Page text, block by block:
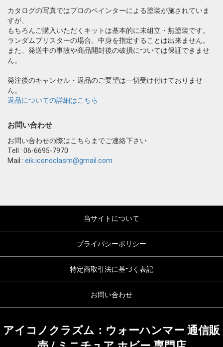
カタログの写真ではプロのペインターによる塗装が施されていま
すが、
もちろんご購入いただくキットは基本的に未組立・無塗装です。
ランダムブリスターの場合、中身を指定することは出来ません。
また、発送中の事故や商品開封後の破損については保証できませ
ん。
発注後のキャンセル・返品のご要望は一切受け付けておりませ
ん。
返品についての詳細はこちら
お問い合わせ
お問い合わせの際はこちらまでご連絡下さい
Tell : 06-6695-7970
Mail : eik.iconoclasm@gmail.com
当サイトについて
プライバシーポリシー
特定商取引法に基づく表記
お問い合わせ
アイコノクラズム：ウォーハンマー 通信販